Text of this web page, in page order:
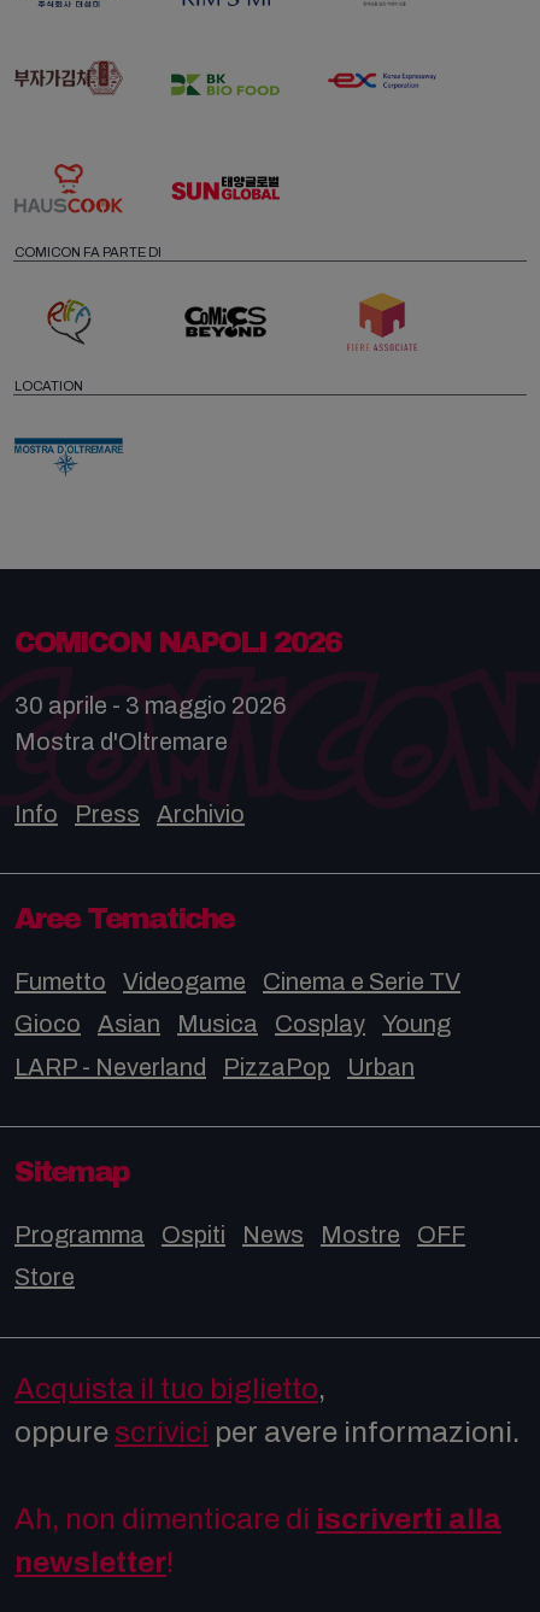
COMICON FA PARTE DI
LOCATION
COMICON NAPOLI 2026
30 aprile - 3 maggio 2026
Mostra d'Oltremare
Info Press Archivio
Aree Tematiche
Fumetto Videogame
Cinema e Serie TV
Gioco
Asian Musica Cosplay
Young
LARP - Neverland
PizzaPop Urban
Sitemap
Programma Ospiti News Mostre
OFF
Store
Acquista il tuo biglietto,
oppure scrivici per avere informazioni.
Ah, non dimenticare di iscriverti alla
newsletter!